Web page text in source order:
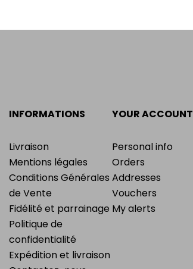
INFORMATIONS
Livraison
Mentions légales
Conditions Générales
de Vente
Fidélité et parrainage
Politique de
confidentialité
Expédition et livraison
YOUR ACCOUNT
Personal info
Orders
Addresses
Vouchers
My alerts